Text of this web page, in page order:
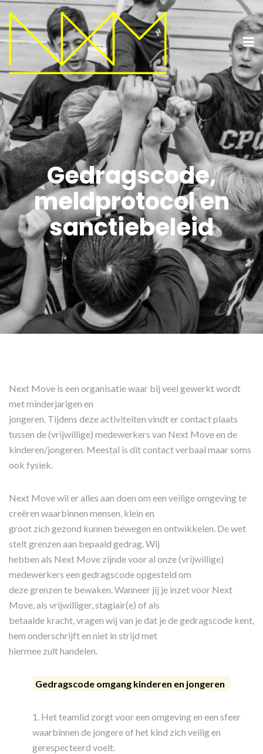
Gedragscode,
meldprotocol en
sanctiebeleid
Next Move is een organisatie waar bij veel gewerkt wordt
met minderjarigen en
jongeren. Tijdens deze activiteiten vindt er contact plaats
tussen de (vrijwillige) medewerkers van Next Move en de
kinderen/jongeren. Meestal is dit contact verbaal maar soms
ook fysiek.
Next Move wil er alles aan doen om een veilige omgeving te
creëren waarbinnen mensen, klein en
groot zich gezond kunnen bewegen en ontwikkelen. De wet
stelt grenzen aan bepaald gedrag. Wij
hebben als Next Move zijnde voor al onze (vrijwillige)
medewerkers een gedragscode opgesteld om
deze grenzen te bewaken. Wanneer jij je inzet voor Next
Move, als vrijwilliger, stagiair(e) of als
betaalde kracht, vragen wij van je dat je de gedragscode kent,
hem onderschrijft en niet in strijd met
hiermee zult handelen.
Gedragscode omgang kinderen en jongeren
Het teamlid zorgt voor een omgeving en een sfeer
waarbinnen de jongere of het kind zich veilig en
gerespecteerd voelt.